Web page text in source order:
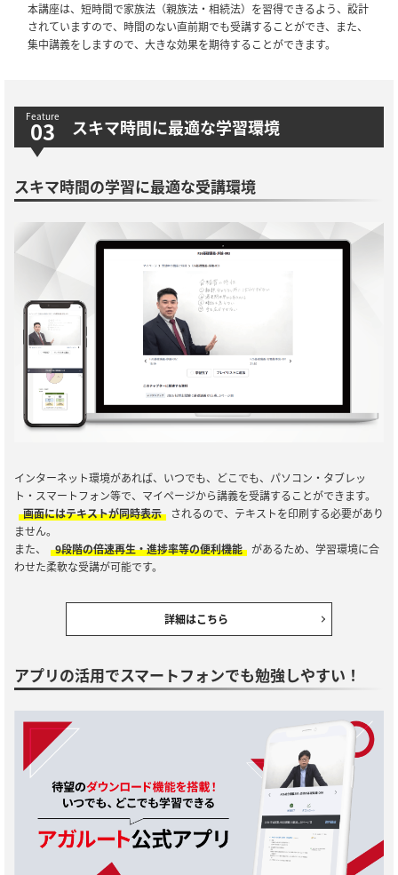
本講座は、短時間で家族法（親族法・相続法）を習得できるよう、設計
されていますので、時間のない直前期でも受講することができ、また、
集中講義をしますので、大きな効果を期待することができます。
スキマ時間に最適な学習環境
スキマ時間の学習に最適な受講環境
インターネット環境があれば、いつでも、どこでも、パソコン・タブレッ
ト・スマートフォン等で、マイページから講義を受講することができます。
画面にはテキストが同時表示
されるので、テキストを印刷する必要があり
ません。
また、
9段階の倍速再生・進捗率等の便利機能 があるため、学習環境に合
わせた柔軟な受講が可能です。
詳細はこちら
アプリの活用でスマートフォンでも勉強しやすい！